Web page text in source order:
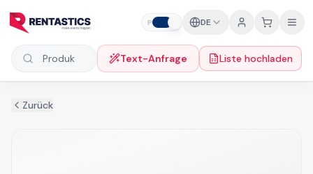
P DE
Produkte suchen Text-Anfrage Liste hochladen
Zurück